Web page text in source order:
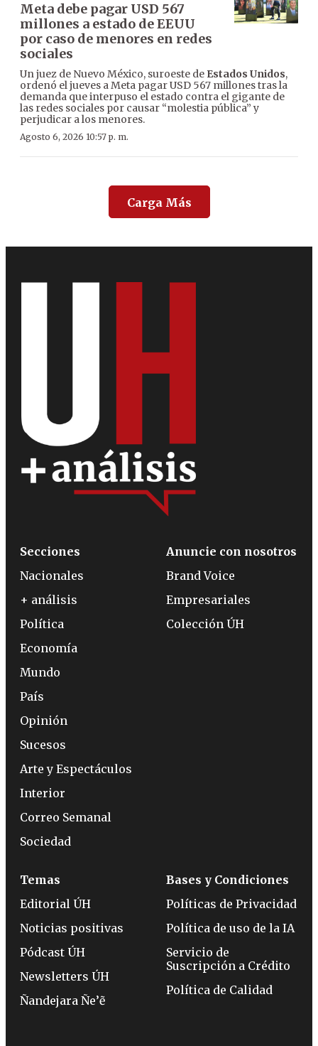
Meta debe pagar USD 567
millones a estado de EEUU
por caso de menores en redes
sociales
Un juez de Nuevo México, suroeste de Estados Unidos,
ordenó el jueves a Meta pagar USD 567 millones tras la
demanda que interpuso el estado contra el gigante de
las redes sociales por causar “molestia pública” y
perjudicar a los menores.
Agosto 6, 2026 10:57 p. m.
Carga Más
Secciones
Nacionales
+ análisis
Política
Economía
Mundo
País
Opinión
Sucesos
Arte y Espectáculos
Interior
Correo Semanal
Sociedad
Anuncie con nosotros
Brand Voice
Empresariales
Colección ÚH
Temas
Editorial ÚH
Noticias positivas
Pódcast ÚH
Newsletters ÚH
Ñandejara Ñe’ẽ
Bases y Condiciones
Políticas de Privacidad
Política de uso de la IA
Servicio de
Suscripción a Crédito
Política de Calidad